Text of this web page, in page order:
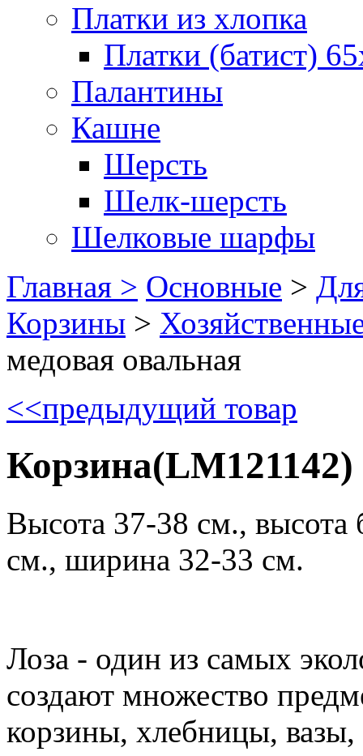
Платки из хлопка
Платки (батист)
Палантины
Кашне
Шерсть
Шелк-шерсть
Шелковые шарфы
Главная > Основные >
Корзины >
медовая овальная
<<предыдущий товар
Высота 37-38 см., высота
см., ширина 32-33 см.
Лоза - один из самых
создают множество
корзины, хлебницы, вазы,